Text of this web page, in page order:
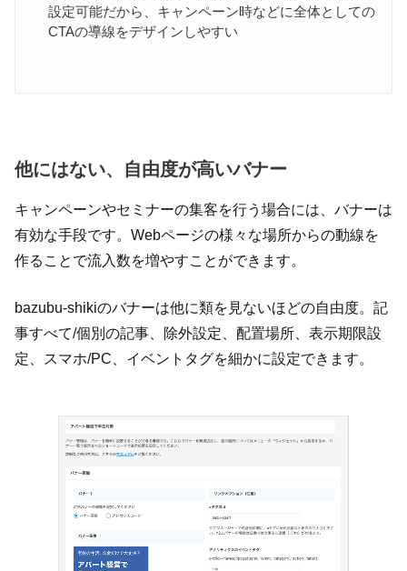
設定可能だから、キャンペーン時などに全体としての
CTAの導線をデザインしやすい
他にはない、自由度が高いバナー
キャンペーンやセミナーの集客を行う場合には、バナーは
有効な手段です。Webページの様々な場所からの動線を
作ることで流入数を増やすことができます。
bazubu-shikiのバナーは他に類を見ないほどの自由度。記
事すべて/個別の記事、除外設定、配置場所、表示期限設
定、スマホ/PC、イベントタグを細かに設定できます。